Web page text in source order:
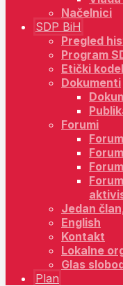
Načelnici
SDP BiH
Pregled
Program
Etički
Dokumenti
Forumi
Jedan
English
Kontakt
Lokalne
Glas
Plan